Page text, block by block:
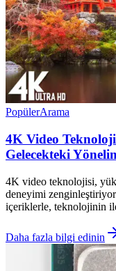
PopülerArama
4K Video
Gelecekteki
4K video teknolojisi,
deneyimi
içeriklerle, teknolojinin
Daha fazla bilgi edinin